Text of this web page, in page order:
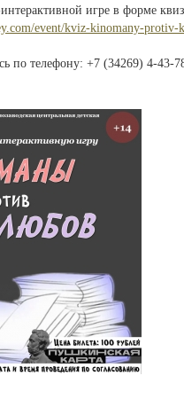
игре в форме
event/kviz-kinomany-protiv-
по телефону: +7 (34269) 4-43-